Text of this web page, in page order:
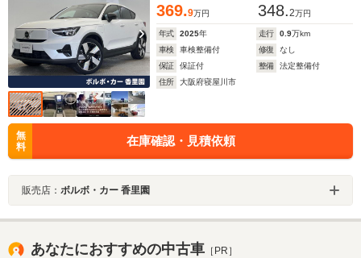
369.9万円 348.2万円
年式 2025年 走行 0.9万km
車検
車検整備付 修復
なし
保証
保証付 整備
法定整備付
住所
大阪府寝屋川市
無
料
在庫確認・見積依頼
販売店： ボルボ・カー 香里園
あなたにおすすめの中古車 ［PR］